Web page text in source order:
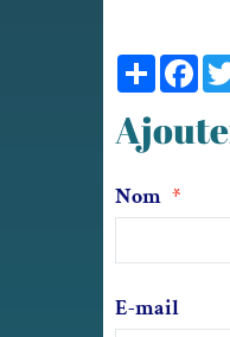
Partager
Nom
E-mail